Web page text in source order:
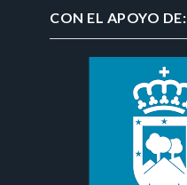
CON EL APOYO DE: